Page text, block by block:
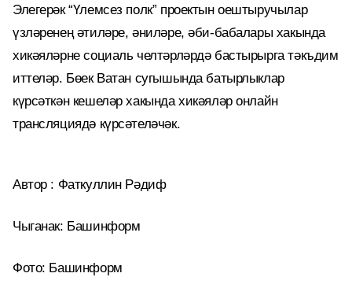
Элегерәк “Үлемсез полк” проектын оештыручылар
үзләренең әтиләре, әниләре, әби-бабалары хакында
хикәяләрне социаль челтәрләрдә бастырырга тәкъдим
иттеләр. Бөек Ватан сугышында батырлыклар
күрсәткән кешеләр хакында хикәяләр онлайн
трансляциядә күрсәтеләчәк.
Автор : Фаткуллин Рәдиф
Чыганак: Башинформ
Фото: Башинформ